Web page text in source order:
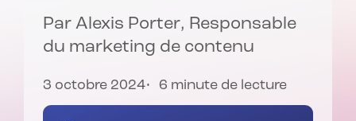
Par Alexis Porter, Responsable
du marketing de contenu
3 octobre 2024 6 minute de lecture